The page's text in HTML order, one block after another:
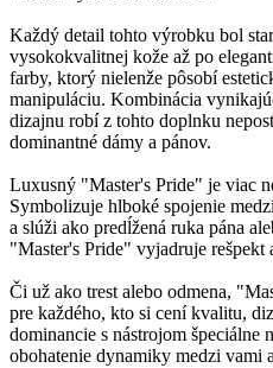
Každý detail tohto výrobku bol
vysokokvalitnej kože až po
farby, ktorý nielenže pôsobí
manipuláciu. Kombinácia
dizajnu robí z tohto doplnku
dominantné dámy a pánov.
Luxusný "Master's Pride" je viac
Symbolizuje hlboké spojenie
a slúži ako predĺžená ruka pána
"Master's Pride" vyjadruje rešpekt
Či už ako trest alebo odmena,
pre každého, kto si cení kvalitu,
dominancie s nástrojom špeciálne
obohatenie dynamiky medzi vami